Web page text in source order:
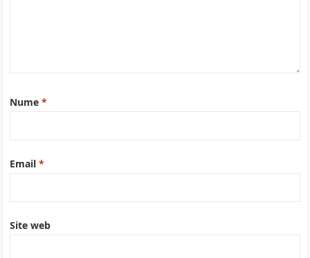
Nume*
Email*
Site web